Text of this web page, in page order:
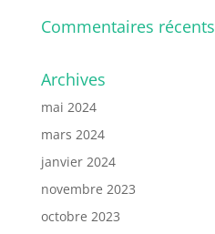
Commentaires récents
Archives
mai 2024
mars 2024
janvier 2024
novembre 2023
octobre 2023